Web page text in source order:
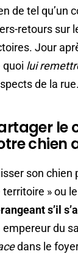
de tel qu’un
retours sur
Jour
quoi lui
de la rue.
le
chien
son chien
territoire » ou
s’il
empereur du
dans le